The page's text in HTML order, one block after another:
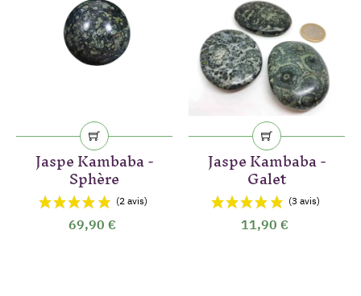
Jaspe Kambaba -
Sphère
69,90 €
Jaspe Kambaba -
Galet
11,90 €